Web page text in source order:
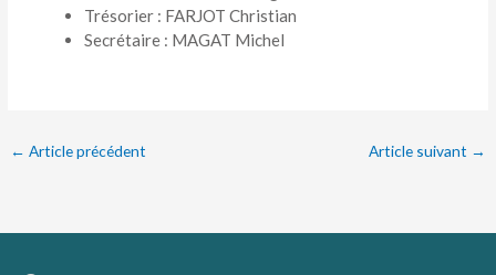
Trésorier : FARJOT Christian
Secrétaire : MAGAT Michel
← Article précédent Article suivant →